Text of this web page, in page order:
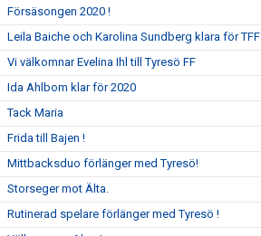
Försäsongen 2020 !
Leila Baiche och Karolina Sundberg klara för TFF
Vi välkomnar Evelina Ihl till Tyresö FF
Ida Ahlbom klar för 2020
Tack Maria
Frida till Bajen !
Mittbacksduo förlänger med Tyresö!
Storseger mot Älta.
Rutinerad spelare förlänger med Tyresö !